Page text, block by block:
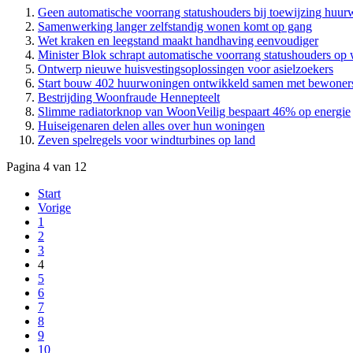
Geen automatische voorrang statushouders bij toewijzing
Samenwerking langer zelfstandig wonen komt op gang
Wet kraken en leegstand maakt handhaving eenvoudiger
Minister Blok schrapt automatische voorrang statushouders op
Ontwerp nieuwe huisvestingsoplossingen voor asielzoekers
Start bouw 402 huurwoningen ontwikkeld samen met
Bestrijding Woonfraude Hennepteelt
Slimme radiatorknop van WoonVeilig bespaart 46% op energie
Huiseigenaren delen alles over hun woningen
Zeven spelregels voor windturbines op land
Pagina 4 van 12
Start
Vorige
1
2
3
4
5
6
7
8
9
10